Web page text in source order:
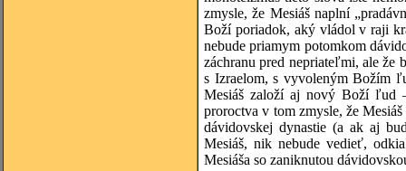
zmysle, že Mesiáš naplní
Boží poriadok, aký vládol v raji
nebude priamym potomkom
záchranu pred nepriateľmi, ale že
s Izraelom, s vyvoleným Božím
Mesiáš založí aj nový Boží ľud
proroctva v tom zmysle, že
dávidovskej dynastie (a ak aj
Mesiáš, nik nebude vedieť,
Mesiáša so zaniknutou